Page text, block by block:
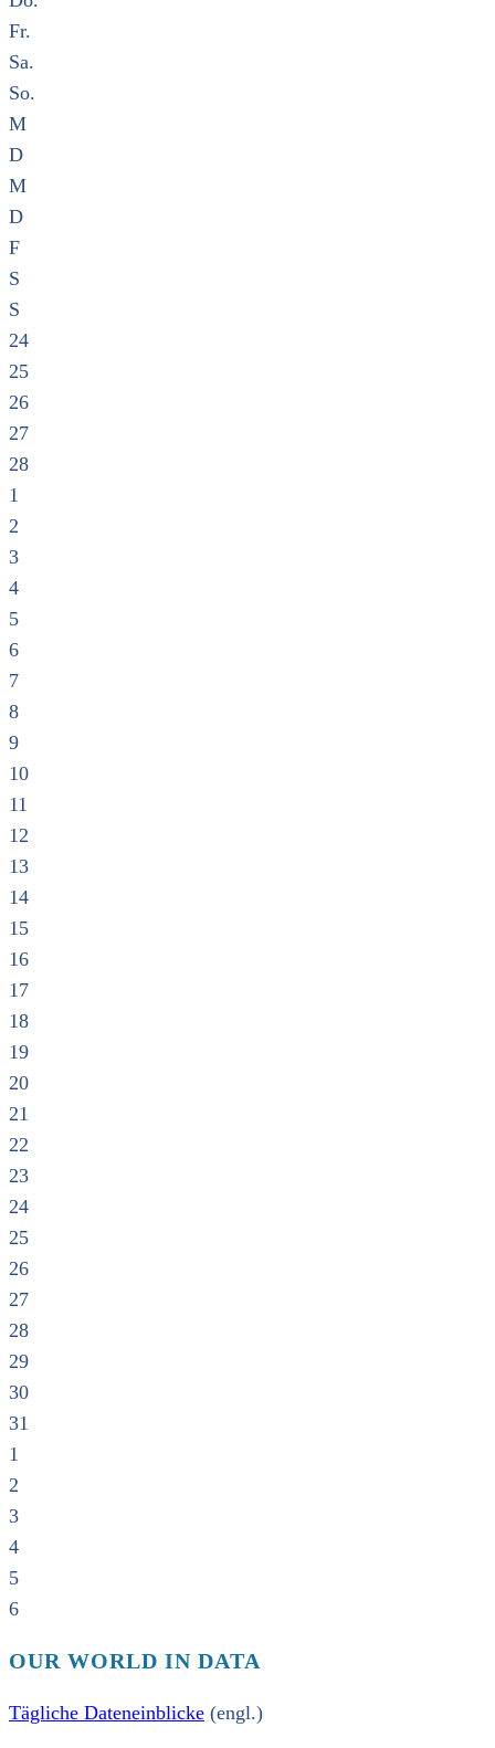
Fr.
Sa.
So.
M
D
M
D
F
S
S
24
25
26
27
28
1
2
3
4
5
6
7
8
9
10
11
12
13
14
15
16
17
18
19
20
21
22
23
24
25
26
27
28
29
30
31
1
2
3
4
5
6
OUR WORLD IN DATA
Tägliche Dateneinblicke (engl.)